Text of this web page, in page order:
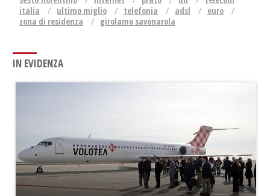
italia
ultimo miglio telefonia adsl
euro
zona di residenza
girolamo savonarola
IN EVIDENZA